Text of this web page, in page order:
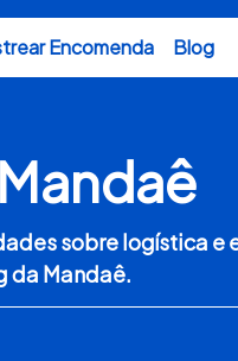
Encomenda Blog
sobre logística e
da Mandaê.